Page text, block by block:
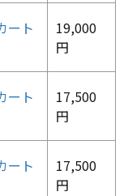
ート
19,000
円
ート
17,500
円
ート
17,500
円